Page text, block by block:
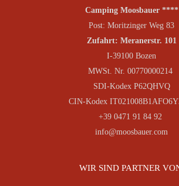
Camping Moosbauer ****
Post: Moritzinger Weg 83
Zufahrt: Meranerstr. 101
I-39100 Bozen
MWSt. Nr. 00770000214
SDI-Kodex P62QHVQ
CIN-Kodex
+39 0471 91 84 92
info@moosbauer.com
WIR SIND PARTNER